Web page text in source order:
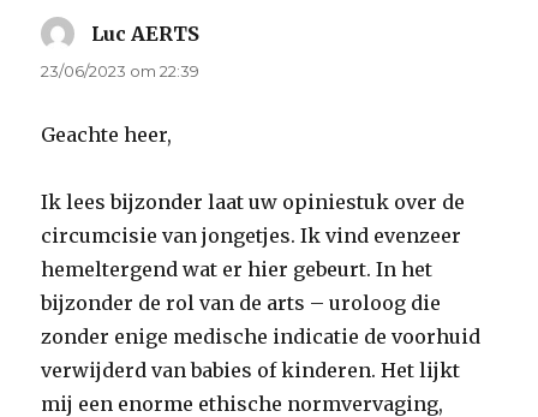
Luc AERTS
23/06/2023 om 22:39
Geachte heer,
Ik lees bijzonder laat uw opiniestuk over de
circumcisie van jongetjes. Ik vind evenzeer
hemeltergend wat er hier gebeurt. In het
bijzonder de rol van de arts – uroloog die
zonder enige medische indicatie de voorhuid
verwijderd van babies of kinderen. Het lijkt
mij een enorme ethische normvervaging,